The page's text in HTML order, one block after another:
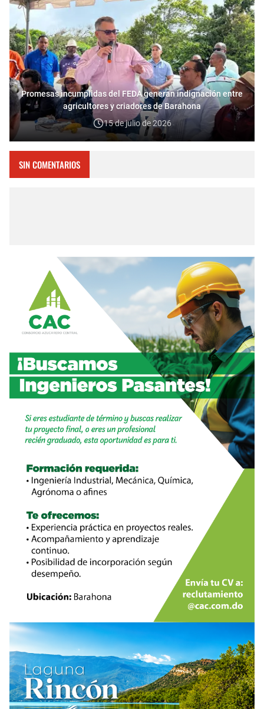
Promesas incumplidas del FEDA generan indignación entre
agricultores y criadores de Barahona
15 de julio de 2026
SIN COMENTARIOS